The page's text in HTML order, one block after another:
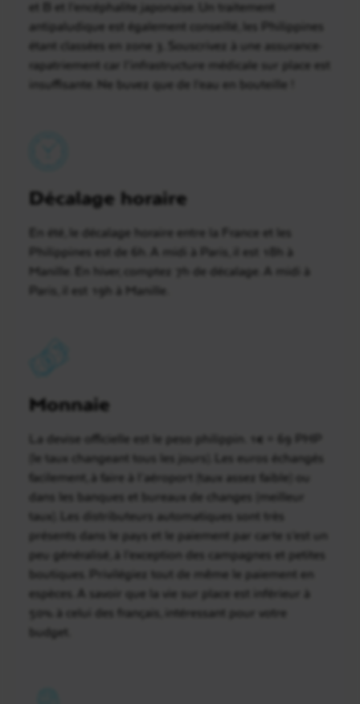
et B et l’encéphalite japonaise. Un traitement
antipaludique est également conseillé, les Philippines
étant classées en zone 3. Souscrivez à une assurance-
rapatriement car l’infrastructure médicale sur place est
insuffisante. Ne buvez que de l’eau en bouteille !
Décalage horaire
En été, le décalage horaire entre la France et les
Philippines est de 6h. A midi à Paris, il est 18h à
Manille. En hiver, comptez 7h de décalage. A midi à
Paris, il est 19h à Manille.
Monnaie
La devise officielle est le peso philippin. 1€ = 69 PHP
(le taux changeant tous les jours). Les euros échangés
facilement, à faire à l’aéroport (taux assez faible) ou
dans les banques et bureaux de changes (meilleur
taux). Les distributeurs automatiques sont très
présents dans le pays et le paiement par carte s’est un
peu généralisé, à l’exception des campagnes et petites
boutiques. Privilégiez tout de même le paiement en
espèces. A savoir que la vie sur place est inférieur à
50% à celui des français, intéressant pour votre
budget.